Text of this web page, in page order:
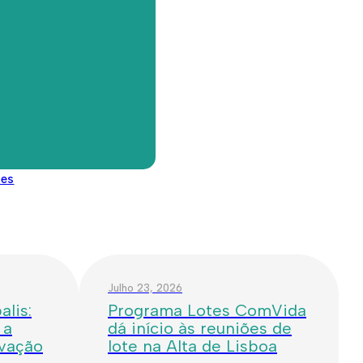
Julho 23, 2026
Programa Lotes ComVida
dá início às reuniões de
lote na Alta de Lisboa